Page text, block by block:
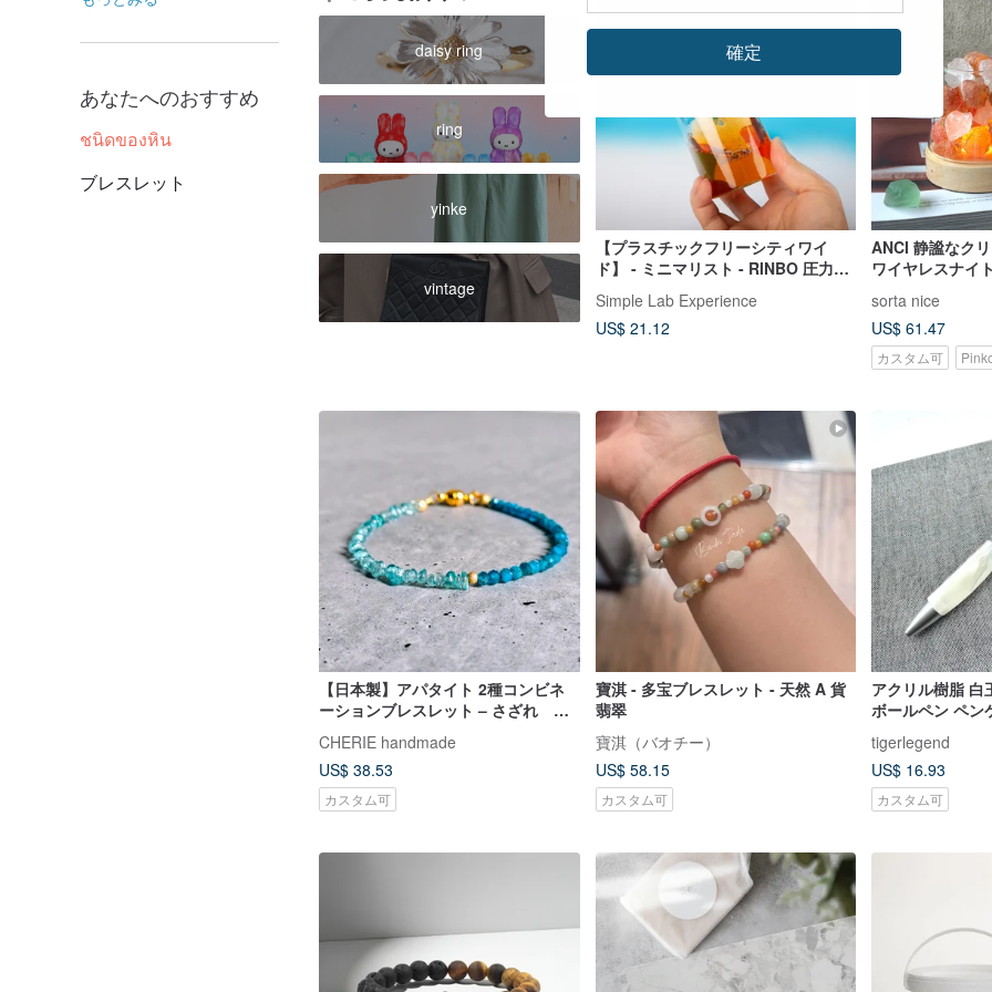
あなたへのおすすめ
ชนิดของหิน
ブレスレット
daisy ring
ring
yinke
vintage
【プラスチックフリーシティワイ
ド】 - ミニマリスト - RINBO 圧力式
耐熱ガラス製ポータブルカップ マー
ブル柄 |
Simple Lab Experience
US$ 21.12
ANCI 静謐なク
ワイヤレスナイ
sorta nice
US$ 61.47
カスタム可
【日本製】アパタイト 2種コンビネ
ーションブレスレット – さざれ ラ
属アレルギー対応
CHERIE handmade
US$ 38.53
カスタム可
寶淇 - 多宝ブレスレット - 天然 A 貨
翡翠
寶淇（バオチー）
US$ 58.15
カスタム可
アクリル樹脂 白
ボールペン ペン
tigerlegend
US$ 16.93
カスタム可
確定